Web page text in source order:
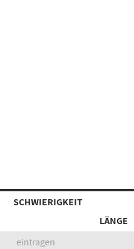
SCHWIERIGKEIT
LÄNGE
eintragen